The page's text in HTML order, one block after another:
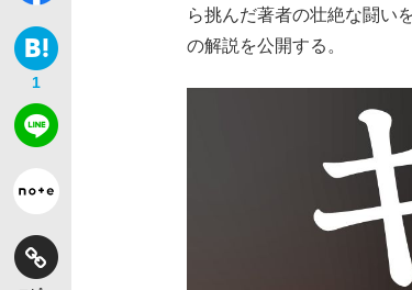
1
ら挑んだ著者の壮絶な闘い
の解説を公開する。